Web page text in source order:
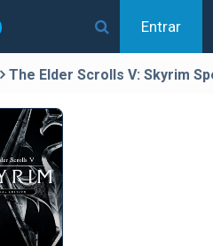
Entrar
The Elder Scrolls V: Skyrim